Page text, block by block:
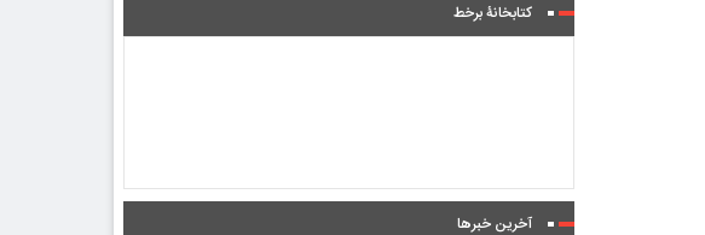
کتابخانۀ برخط
آخرین خبرها